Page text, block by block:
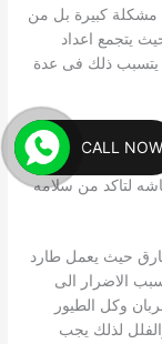
مشكلة كبيرة بل من
يتجمع اعداد
يتسبب ذلك فى عدة
و ذلك لقيام
.
لتاكد من سلامه
حيث يعمل طارد
الاضرار الى
وكل الطيور
لذلك يجب
CALL NOW